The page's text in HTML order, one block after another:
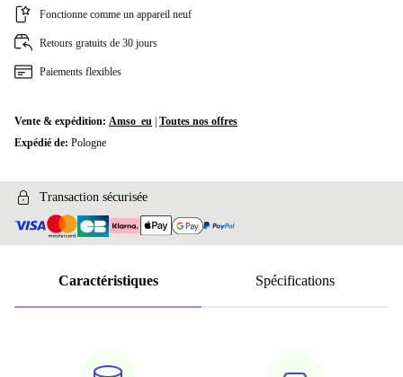
Fonctionne comme un appareil neuf
Retours gratuits de 30 jours
Paiements flexibles
Vente & expédition: Amso_eu Toutes nos offres
Expédié de: Pologne
Transaction sécurisée
Caractéristiques Spécifications